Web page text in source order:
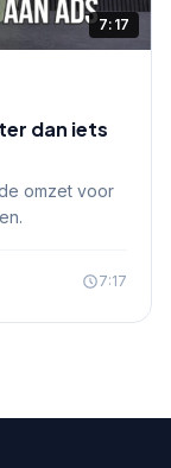
7:17
dan iets
omzet voor
7:17